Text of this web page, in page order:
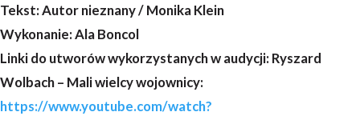
Tekst: Autor nieznany / Monika Klein
Wykonanie: Ala Boncol
Linki do utworów wykorzystanych w audycji: Ryszard
Wolbach – Mali wielcy wojownicy:
https://www.youtube.com/watch?